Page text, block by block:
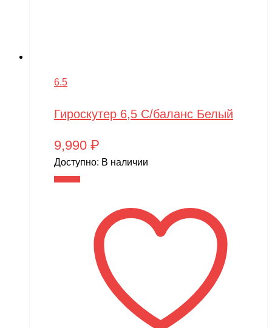
6.5
Гироскутер 6,5 С/баланс Белый
9,990 ₽
Доступно: В наличии